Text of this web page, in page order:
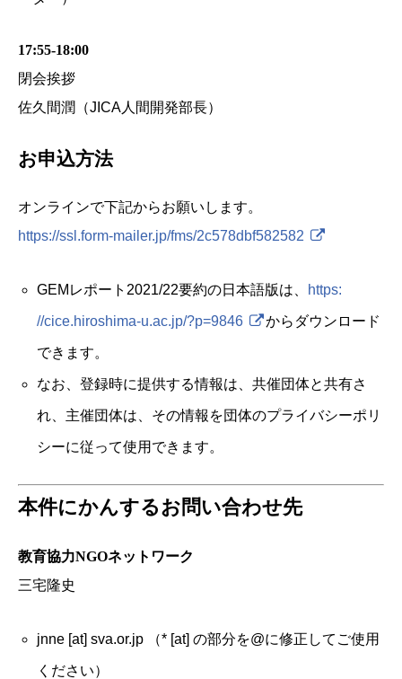
17:55-18:00
閉会挨拶
佐久間潤（JICA人間開発部長）
お申込方法
オンラインで下記からお願いします。
https://ssl.form-mailer.jp/fms/2c578dbf582582
GEMレポート2021/22要約の日本語版は、 https:
//cice.hiroshima-u.ac.jp/?p=9846 からダウンロード
できます。
なお、登録時に提供する情報は、共催団体と共有さ
れ、主催団体は、その情報を団体のプライバシーポリ
シーに従って使用できます。
本件にかんするお問い合わせ先
教育協力NGOネットワーク
三宅隆史
jnne [at] sva.or.jp （* [at] の部分を@に修正してご使用
ください）